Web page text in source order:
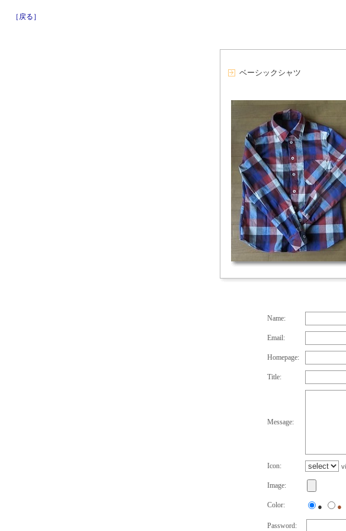
［戻る］
ベーシックシャツ
Name:
Email:
Homepage:
Title:
Message:
Icon:
Image:
Color: ● ●
Password: